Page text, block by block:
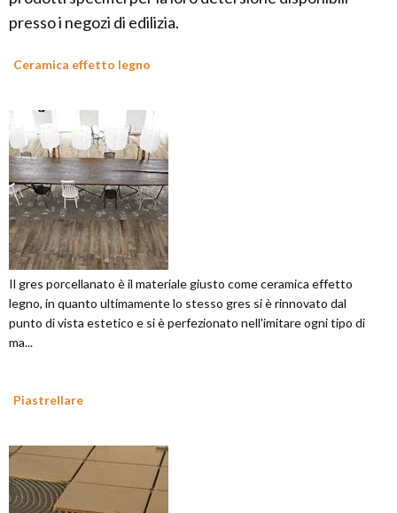
presso i negozi di edilizia.
Ceramica effetto legno
Il gres porcellanato è il materiale giusto come ceramica effetto
legno, in quanto ultimamente lo stesso gres si è rinnovato dal
punto di vista estetico e si è perfezionato nell'imitare ogni tipo di
ma...
Piastrellare